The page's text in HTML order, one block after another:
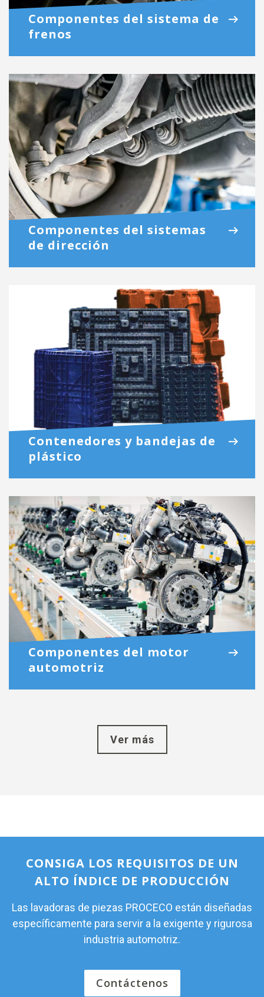
Componentes del sistema de
frenos
Componentes del sistemas
de dirección
Contenedores y bandejas de
plástico
Componentes del motor
automotriz
Ver más
CONSIGA LOS REQUISITOS DE UN
ALTO ÍNDICE DE PRODUCCIÓN
Las lavadoras de piezas PROCECO están diseñadas
específicamente para servir a la exigente y rigurosa
industria automotriz.
Contáctenos